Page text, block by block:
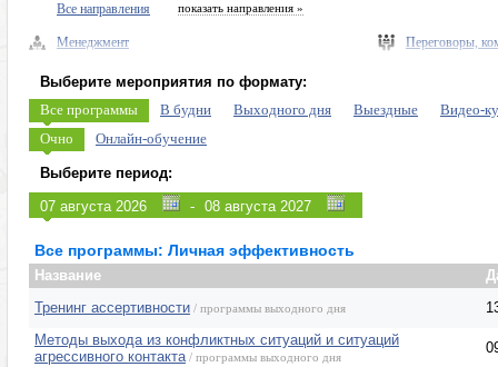
Все направления показать направления »
Менеджмент
Безопасность бизнеса, риски
Экономика, право
Налоговое планирование
Управление персоналом (HR)
Продажи, клиенты, сервис
Секретариат, делопроизводство, этикет
Переговоры,
Программы
Выберите мероприятия по формату:
Все программы
В будни Выходного дня Выездные
Видео-
Очно
Онлайн-обучение
Выберите период:
-
Все программы: Личная эффективность
Название
Тренинг ассертивности / программы выходного дня
Методы выхода из конфликтных ситуаций и ситуаций
агрессивного контакта / программы выходного дня